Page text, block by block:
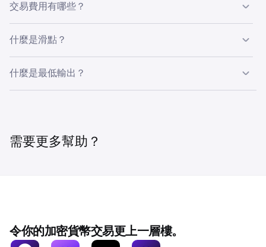
Ink
✅
✅
✅
✅
5 選擇您的滑點金額。
徑，該路徑會利用去中心化交易所和橋接器，從最佳可用來
源匯集流動性。
交易費用有哪些？
Kraken Wallet 推出兌換功能，讓您無需支付任何 Kraken
相關費用即可使用此功能，儘管這並不表示兌換不會產生任
何費用。
什麼是滑點？
滑點是兌換估計價格與交易執行時實際價格之間的差異。這
可能是由於下達兌換訂單後，在訂單創建和執行之間的時間
內價格發生變化所致。
並選擇 0.5%、1%、3% 或您自己的自訂百分比。預設設定
什麼是最低輸出？
需要更多幫助？
令你的加密貨幣交易更上一層樓。